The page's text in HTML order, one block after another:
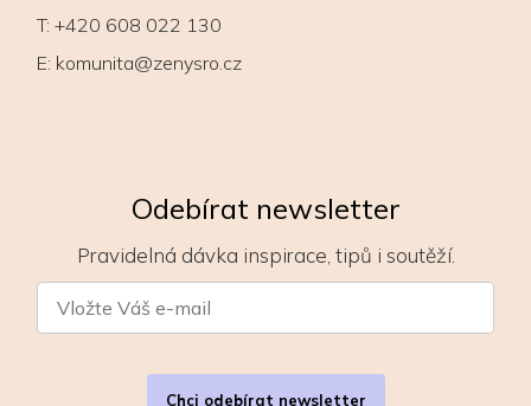
T: +420 608 022 130
E: komunita@zenysro.cz
Odebírat newsletter
Pravidelná dávka inspirace, tipů i soutěží.
Chci odebírat newsletter